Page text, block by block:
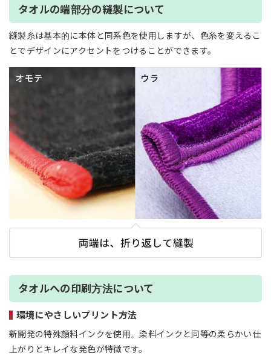
タオルの端部分の縫製について
縫製糸は基本的に本体と同系色を使用しますが、色糸を変えるこ
とでデザインにアクセントをつけることができます。
タオルへの印刷方法について
環境にやさしいプリント方法
新開発の特殊顔料インクを使用。染料インクと同等の柔らかい仕
上がりとキレイな発色が特徴です。